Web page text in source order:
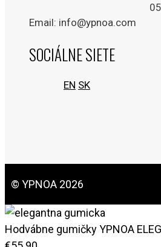
Email: info@ypnoa.com
SOCIÁLNE SIETE
EN SK
© YPNOA 2026
Hodvábne gumičky YPNOA